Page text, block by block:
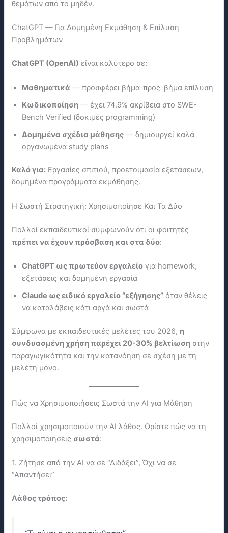
θεμάτων από το μηδέν.
ChatGPT — Για Δομημένη Εκμάθηση & Επίλυση
Προβλημάτων
ChatGPT (OpenAI) είναι καλύτερο σε:
Μαθηματικά — προσφέρει βήμα-προς-βήμα επίλυση
Κωδικοποίηση — έχει 74.9% ακρίβεια στο SWE-
Bench Verified (δοκιμές programming)
Δομημένα σχέδια μάθησης — δημιουργεί καλά
οργανωμένα study plans
Καλό για: Εργασίες σπιτιού, προετοιμασία εξετάσεων,
δομημένα προγράμματα εκμάθησης.
Η Σωστή Στρατηγική: Χρησιμοποίησε Και Τα Δύο
Πολλοί εκπαιδευτικοί συμφωνούν ότι οι φοιτητές
πρέπει να έχουν πρόσβαση και στα δύο:
ChatGPT ως πρωτεύον εργαλείο για homework,
εξετάσεις και δομημένη εργασία
Claude ως ειδικό εργαλείο “εξήγησης” όταν θέλεις
να καταλάβεις κάτι αργά και σωστά
Σύμφωνα με εκπαιδευτικές μελέτες του 2026, η
συνδυασμένη χρήση παρέχει 20-30% βελτίωση στην
παραγωγικότητα και την κατανόηση σε σχέση με τη
μελέτη μόνο.
Πώς να Χρησιμοποιήσεις Σωστά την ΑΙ για Μάθηση
Πολλοί χρησιμοποιούν την ΑΙ λάθος. Ορίστε πώς να τη
χρησιμοποιήσεις σωστά:
1. Ζήτησε από την ΑΙ να σε “Διδάξει”, Όχι να σε
“Απαντήσει”
Λάθος τρόπος: